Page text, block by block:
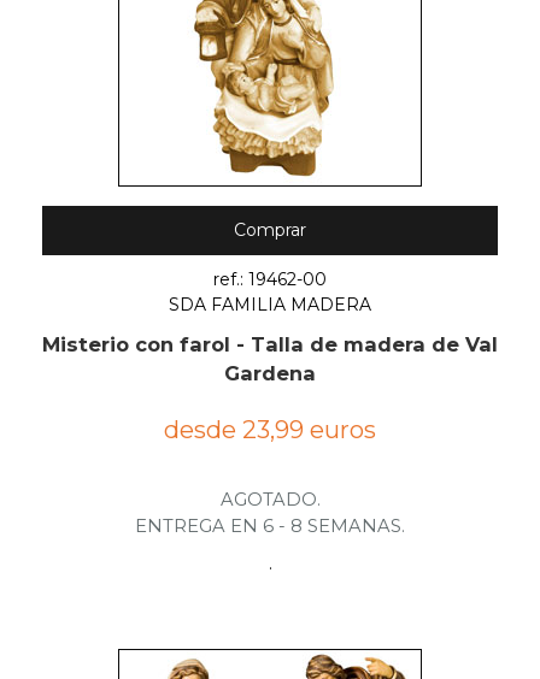
Comprar
ref.: 19462-00
SDA FAMILIA MADERA
Misterio con farol - Talla de madera de Val
Gardena
desde 23,99 euros
AGOTADO.
ENTREGA EN 6 - 8 SEMANAS.
.